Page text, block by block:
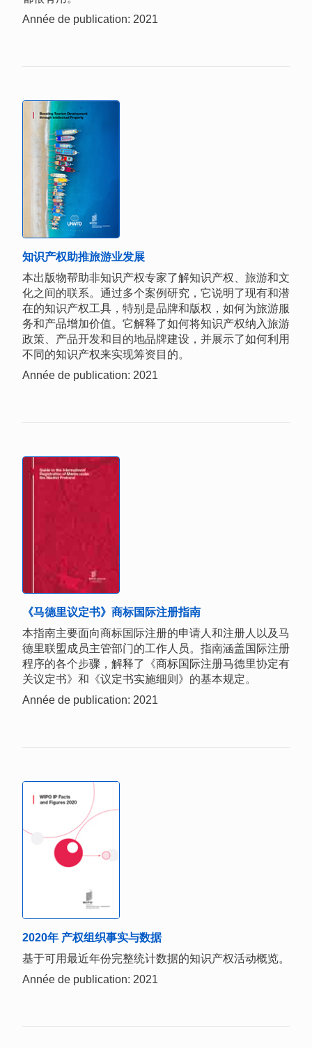
Année de publication: 2021
知识产权助推旅游业发展
本出版物帮助非知识产权专家了解知识产权、旅游和文
化之间的联系。通过多个案例研究，它说明了现有和潜
在的知识产权工具，特别是品牌和版权，如何为旅游服
务和产品增加价值。它解释了如何将知识产权纳入旅游
政策、产品开发和目的地品牌建设，并展示了如何利用
不同的知识产权来实现筹资目的。
Année de publication: 2021
《马德里议定书》商标国际注册指南
本指南主要面向商标国际注册的申请人和注册人以及马
德里联盟成员主管部门的工作人员。指南涵盖国际注册
程序的各个步骤，解释了《商标国际注册马德里协定有
关议定书》和《议定书实施细则》的基本规定。
Année de publication: 2021
2020年 产权组织事实与数据
基于可用最近年份完整统计数据的知识产权活动概览。
Année de publication: 2021